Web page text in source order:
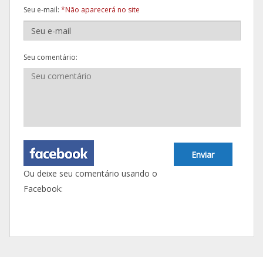
Seu e-mail: *Não aparecerá no site
Seu comentário:
Enviar
Ou deixe seu comentário usando o
Facebook: